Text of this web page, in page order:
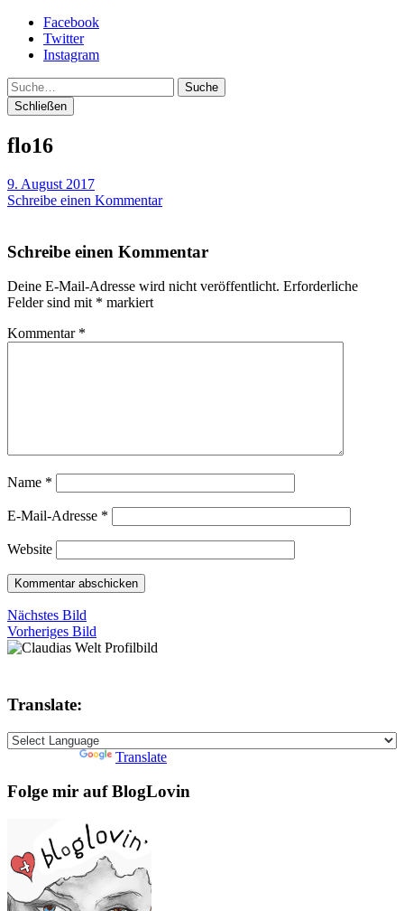
Facebook
Twitter
Instagram
Suche
Schließen
flo16
9. August 2017
Schreibe einen Kommentar
Schreibe einen Kommentar
Deine E-Mail-Adresse wird nicht veröffentlicht. Erforderliche
Felder sind mit * markiert
Kommentar *
Name *
E-Mail-Adresse *
Website
Nächstes Bild
Vorheriges Bild
Translate:
Translate
Folge mir auf BlogLovin